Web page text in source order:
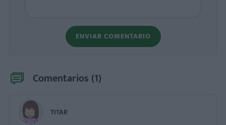
ENVIAR COMENTARIO
Comentarios (1)
TITAR